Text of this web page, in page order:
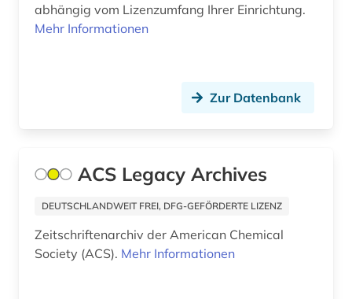
sprachwissenschaft (1)
südostasien (1)
technik (48)
techniker (1)
abhängig vom Lizenzumfang Ihrer Einrichtung.
Mehr Informationen
Zur Datenbank
ACS Legacy Archives
DEUTSCHLANDWEIT FREI, DFG-GEFÖRDERTE LIZENZ
Zeitschriftenarchiv der American Chemical
Society (ACS). Mehr Informationen